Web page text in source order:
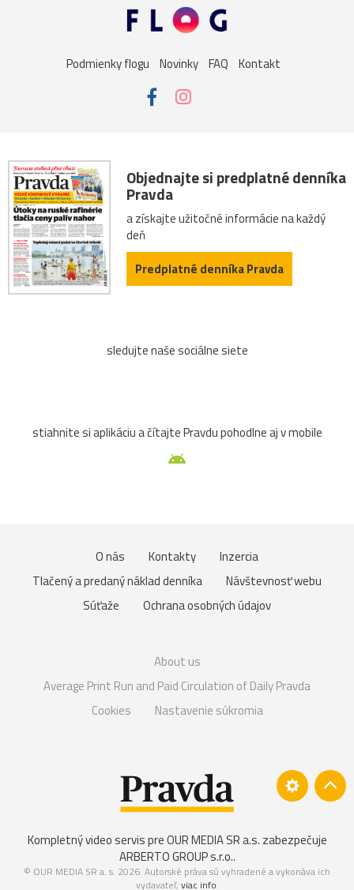
Podmienky flogu Novinky FAQ Kontakt
Objednajte si predplatné denníka
Pravda
a získajte užitočné informácie na každý
deň
Predplatné denníka Pravda
sledujte naše sociálne siete
stiahnite si aplikáciu a čítajte Pravdu pohodlne aj v mobile
O nás Kontakty
Inzercia
Tlačený a predaný náklad denníka
Návštevnosť webu
Súťaže
Ochrana osobných údajov
About us
Average Print Run and Paid Circulation of Daily Pravda
Cookies
Nastavenie súkromia
Kompletný video servis pre OUR MEDIA SR a.s. zabezpečuje
ARBERTO GROUP s.r.o..
© OUR MEDIA SR a. s. 2026. Autorské práva sú vyhradené a vykonáva ich
vydavateľ, viac info.